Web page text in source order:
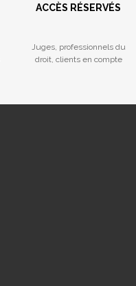
ACCÈS RÉSERVÉS
Juges, professionnels du
droit, clients en compte